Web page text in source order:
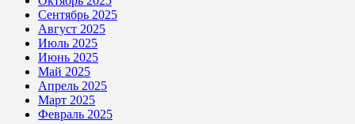
Сентябрь 2025
Август 2025
Июль 2025
Июнь 2025
Май 2025
Апрель 2025
Март 2025
Февраль 2025